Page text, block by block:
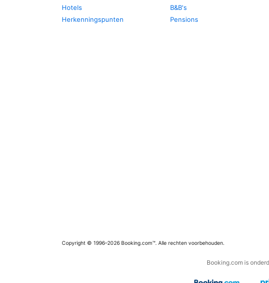
Hotels
Herkenningspunten
B&B's
Pensions
Copyright © 1996–2026 Booking.com™. Alle rechten voorbehouden.
Booking.com is